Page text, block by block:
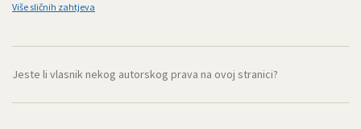
Više sličnih zahtjeva
Jeste li vlasnik nekog autorskog prava na ovoj stranici?